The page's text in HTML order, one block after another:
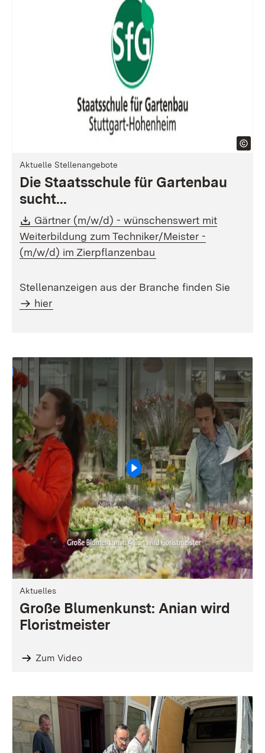
Aktuelle Stellenangebote
Die Staatsschule für Gartenbau
sucht...
Download:
Gärtner (m/w/d) - wünschenswert mit
Weiterbildung zum Techniker/Meister -
(m/w/d) im Zierpflanzenbau
Stellenanzeigen aus der Branche finden Sie
hier
Aktuelles
Große Blumenkunst: Anian wird
Floristmeister
Zum Video